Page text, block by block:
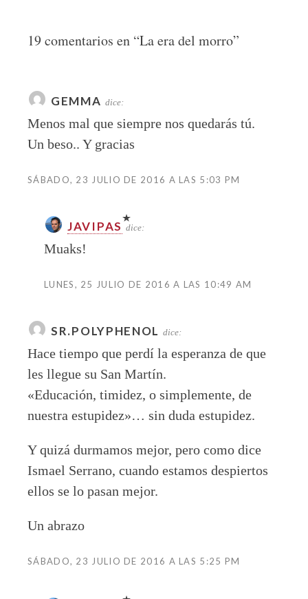
19 comentarios en “La era del morro”
GEMMA dice:
Menos mal que siempre nos quedarás tú.
Un beso.. Y gracias
SÁBADO, 23 JULIO DE 2016 A LAS 5:03 PM
JAVIPAS dice:
Muaks!
LUNES, 25 JULIO DE 2016 A LAS 10:49 AM
SR.POLYPHENOL dice:
Hace tiempo que perdí la esperanza de que
les llegue su San Martín.
«Educación, timidez, o simplemente, de
nuestra estupidez»… sin duda estupidez.
Y quizá durmamos mejor, pero como dice
Ismael Serrano, cuando estamos despiertos
ellos se lo pasan mejor.
Un abrazo
SÁBADO, 23 JULIO DE 2016 A LAS 5:25 PM